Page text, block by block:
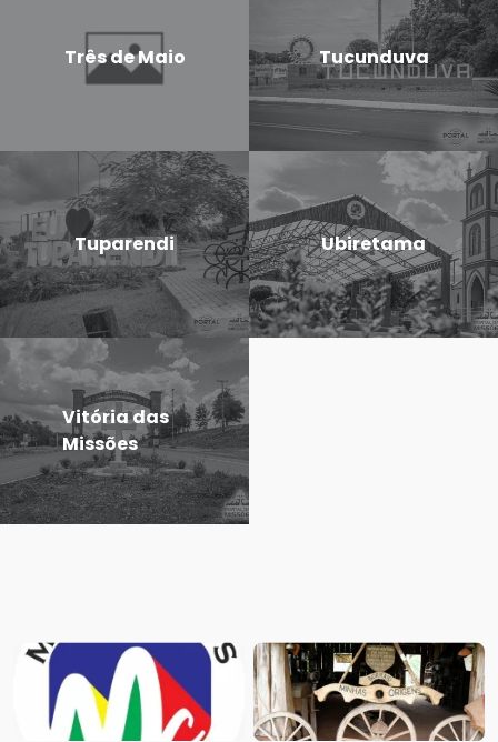
Três de Maio Tucunduva
Tuparendi Ubiretama
Vitória das
Missões